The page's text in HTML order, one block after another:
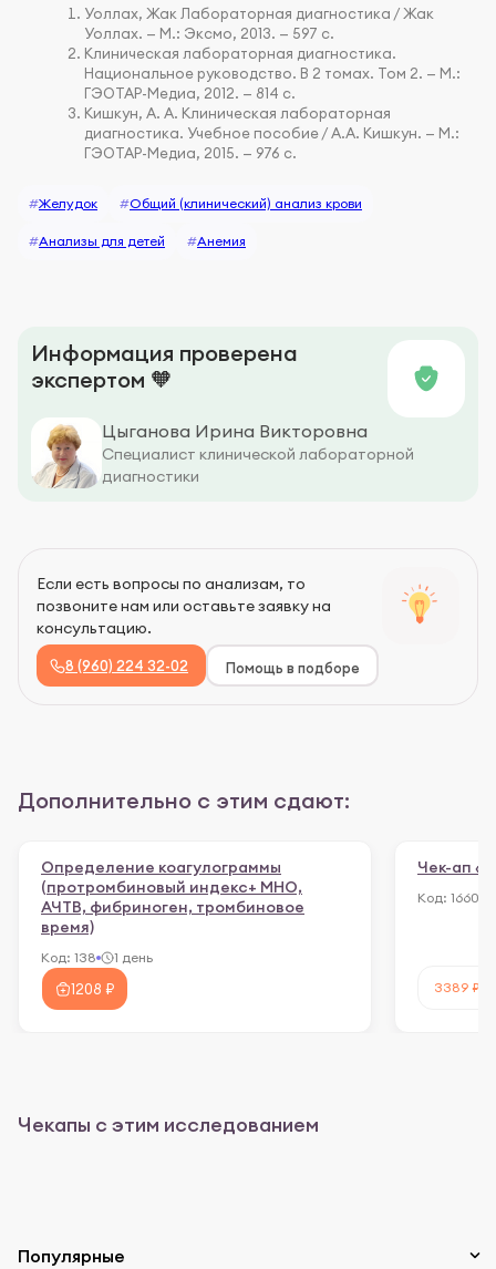
Уоллах, Жак Лабораторная диагностика / Жак
Уоллах. — М.: Эксмо, 2013. — 597 c.
Клиническая лабораторная диагностика.
Национальное руководство. В 2 томах. Том 2. — М.:
ГЭОТАР-Медиа, 2012. — 814 c.
Кишкун, А. А. Клиническая лабораторная
диагностика. Учебное пособие / А.А. Кишкун. — М.:
ГЭОТАР-Медиа, 2015. — 976 c.
#Желудок #Общий (клинический) анализ крови
#Анализы для детей #Анемия
Информация проверена
экспертом 🧡
Цыганова Ирина Викторовна
Специалист клинической лабораторной
диагностики
Если есть вопросы по анализам, то
позвоните нам или оставьте заявку на
консультацию.
8 (960) 224 32-02 Помощь в подборе
Дополнительно с этим сдают:
Определение коагулограммы
(протромбиновый индекс+ МНО,
АЧТВ, фибриноген, тромбиновое
время)
Код: 138 1 день
1208 ₽
Чек-ап
Код: 1660
3389 ₽
Чекапы с этим исследованием
Популярные